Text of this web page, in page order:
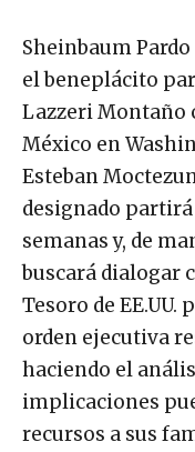
Sheinbaum
el beneplácito
Lazzeri Montaño
México en
Esteban
designado partirá
semanas y, de
buscará dialogar
Tesoro de EE.UU.
orden ejecutiva
haciendo el
implicaciones
recursos a sus